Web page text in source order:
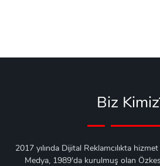
Biz
2017 yılında Dijital Reklamcılıkta
Medya, 1989'da kurulmuş olan